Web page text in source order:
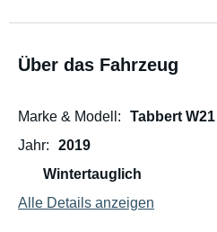
Über das Fahrzeug
Marke & Modell
Tabbert
Jahr
2019
Wintertauglich
Alle Details anzeigen